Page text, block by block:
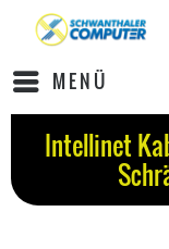
MENÜ
Intellinet